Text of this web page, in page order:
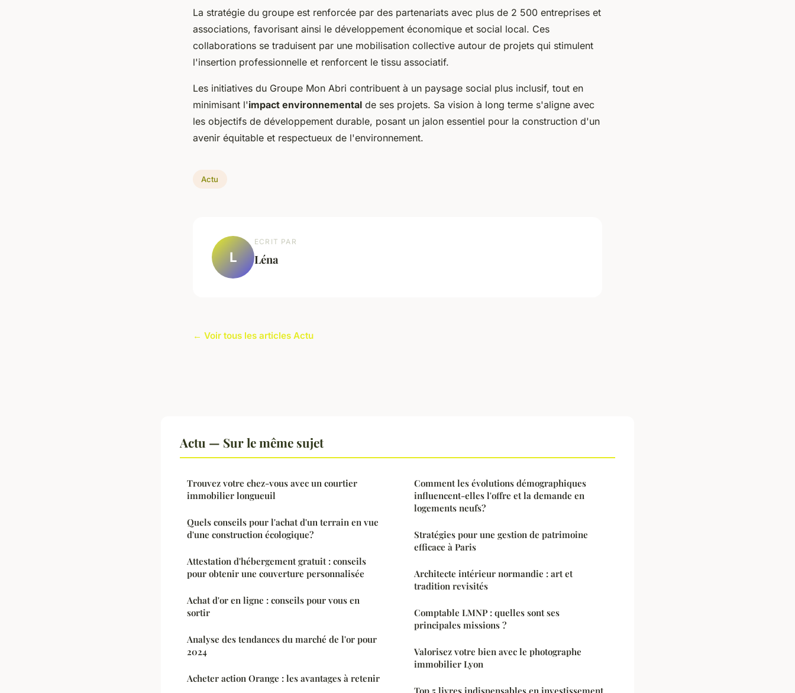
La stratégie du groupe est renforcée par des partenariats avec plus de 2 500 entreprises et
associations, favorisant ainsi le développement économique et social local. Ces
collaborations se traduisent par une mobilisation collective autour de projets qui stimulent
l'insertion professionnelle et renforcent le tissu associatif.
Les initiatives du Groupe Mon Abri contribuent à un paysage social plus inclusif, tout en
minimisant l'impact environnemental de ses projets. Sa vision à long terme s'aligne avec
les objectifs de développement durable, posant un jalon essentiel pour la construction d'un
avenir équitable et respectueux de l'environnement.
Actu
L
ECRIT PAR
Léna
← Voir tous les articles Actu
Actu — Sur le même sujet
Trouvez votre chez-vous avec un courtier
immobilier longueuil
Quels conseils pour l'achat d'un terrain en vue
d'une construction écologique?
Attestation d'hébergement gratuit : conseils
pour obtenir une couverture personnalisée
Achat d'or en ligne : conseils pour vous en
sortir
Analyse des tendances du marché de l'or pour
2024
Acheter action Orange : les avantages à retenir
Comment les évolutions démographiques
influencent-elles l'offre et la demande en
logements neufs?
Stratégies pour une gestion de patrimoine
efficace à Paris
Architecte intérieur normandie : art et
tradition revisités
Comptable LMNP : quelles sont ses
principales missions ?
Valorisez votre bien avec le photographe
immobilier Lyon
Top 5 livres indispensables en investissement